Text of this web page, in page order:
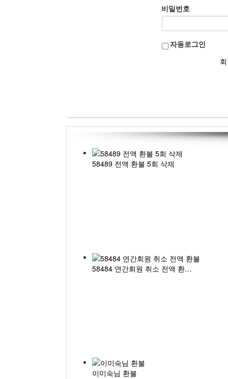
비밀번호
자동로그인
58489 전액 환불 5회 삭제
58484 연간회원 취소 전액 환…
이미숙님 환불